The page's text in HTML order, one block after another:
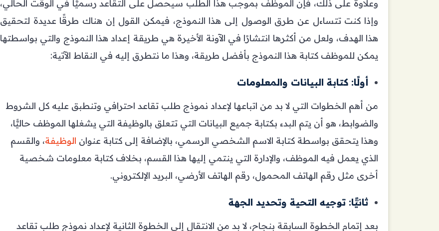
وعلاوة على ذلك، فإن الموظف بموجب هذا الطلب سيحصل على التقاعد رسميًّا في الوقت الحالي،
وإذا كنت تتساءل عن طرق الوصول إلى هذا النموذج، فيمكن القول إن هناك طرقًا عديدة لتحقيق
هذا الهدف، ولعل من أكثرها انتشارًا في الآونة الأخيرة هي طريقة إعداد هذا النموذج والتي بواسطتها
يمكن للموظف كتابة هذا النموذج بأفضل طريقة، وهذا ما نتطرق إليه في النقاط الآتية:
أولًا: كتابة البيانات والمعلومات
من أهم الخطوات التي لا بد من اتباعها لإعداد نموذج طلب تقاعد احترافي وتنطبق عليه كل الشروط
والضوابط، هو أن يتم البدء بكتابة جميع البيانات التي تتعلق بالوظيفة التي يشغلها الموظف حاليًّا،
وهذا يتحقق بواسطة كتابة الاسم الشخصي الرسمي، بالإضافة إلى كتابة عنوان الوظيفة، والقسم
الذي يعمل فيه الموظف، والإدارة التي ينتمي إليها هذا القسم، بخلاف كتابة معلومات شخصية
أخرى مثل رقم الهاتف المحمول، رقم الهاتف الأرضي، البريد الإلكتروني.
ثانيًّا: توجيه التحية وتحديد الجهة
بعد إتمام الخطوة السابقة بنجاح، لا بد من الانتقال إلى الخطوة الثانية لإعداد نموذج طلب تقاعد